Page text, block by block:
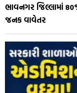
ભાવનગર જિલ્લામાં
જનક વાવેતર